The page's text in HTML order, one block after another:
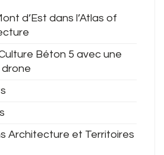
d’Est dans l’Atlas of
Béton 5 avec une
drone
Architecture et Territoires